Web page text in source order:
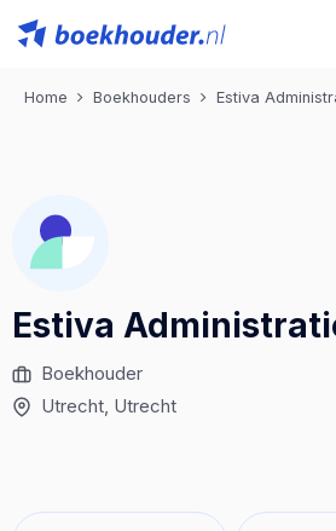
Home Boekhouders Estiva
Estiva
Boekhouder
Utrecht, Utrecht